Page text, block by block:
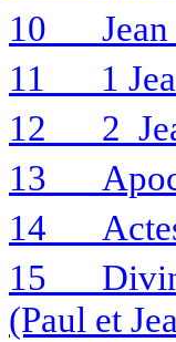
10
11
1
12
2
13
14
15
(Paul et